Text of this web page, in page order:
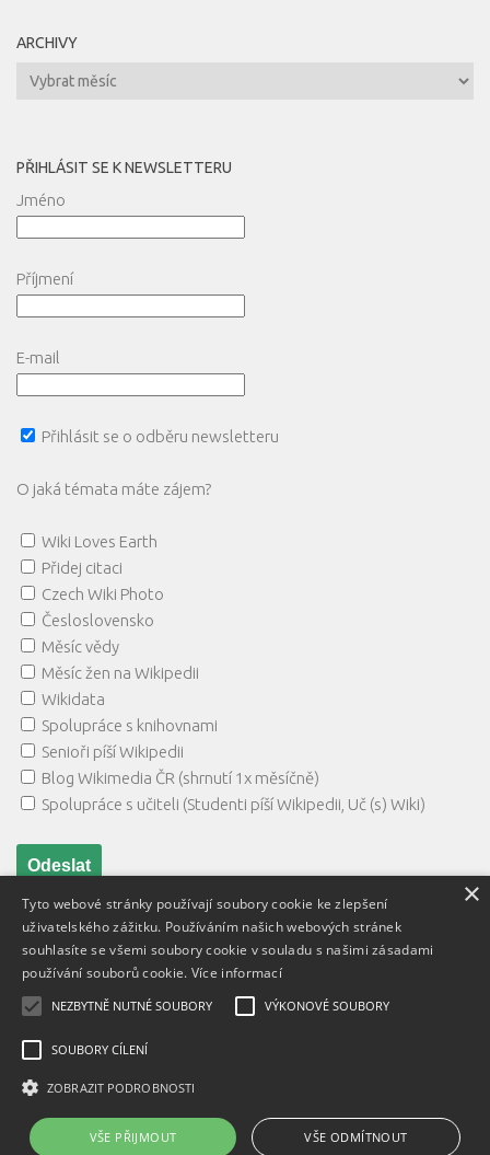
ARCHIVY
Archivy
PŘIHLÁSIT SE K NEWSLETTERU
Jméno
Příjmení
E-mail
Přihlásit se o odběru newsletteru
O jaká témata máte zájem?
Wiki Loves Earth
Přidej citaci
Czech Wiki Photo
Česloslovensko
Měsíc vědy
Měsíc žen na Wikipedii
Wikidata
Spolupráce s knihovnami
Senioři píší Wikipedii
Blog Wikimedia ČR (shrnutí 1x měsíčně)
Spolupráce s učiteli (Studenti píší Wikipedii, Uč (s) Wiki)
Textový obsah je zveřejněn pod licencíCreative Commons BY
uvedeny u těchto materiálů.
Powered by
×
Tyto webové stránky používají soubory cookie ke zlepšení
uživatelského zážitku. Používáním našich webových stránek
souhlasíte se všemi soubory cookie v souladu s našimi zásadami
používání souborů cookie. Více informací
NEZBYTNĚ NUTNÉ SOUBORY VÝKONOVÉ SOUBORY
SOUBORY CÍLENÍ
ZOBRAZIT PODROBNOSTI
VŠE PŘIJMOUT VŠE ODMÍTNOUT